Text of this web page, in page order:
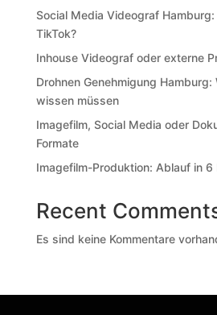
Social Media Videograf
TikTok?
Inhouse Videograf oder externe
Drohnen Genehmigung
wissen müssen
Imagefilm, Social Media oder
Formate
Imagefilm-Produktion: Ablauf in 6
Recent
Es sind keine Kommentare